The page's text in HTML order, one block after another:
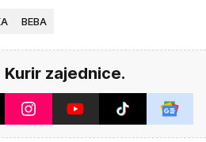
BEBA
Kurir zajednice.